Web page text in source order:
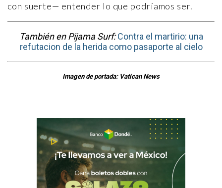
con suerte— entender lo que podríamos ser.
También en Pijama Surf:Contra el martirio: una
refutacion de la herida como pasaporte al cielo
Imagen de portada: Vatican News